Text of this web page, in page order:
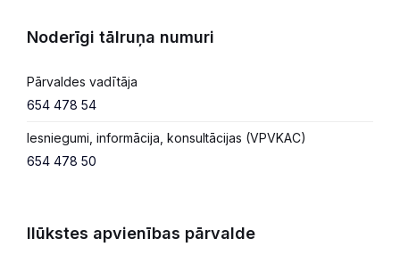
Noderīgi tālruņa numuri
Pārvaldes vadītāja
654 478 54
Iesniegumi, informācija, konsultācijas (VPVKAC)
654 478 50
Ilūkstes apvienības pārvalde